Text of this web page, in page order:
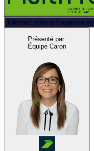
Obtenez votre pré-approbation
Présenté par
Équipe Caron